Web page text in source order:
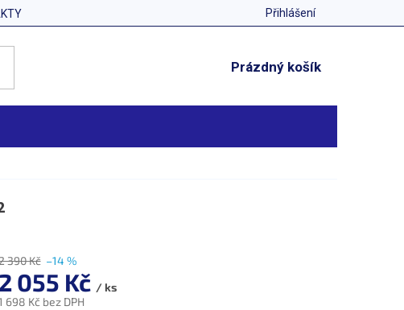
Přihlášení
NÁKUPNÍ
Prázdný košík
390 Kč –14 %
2 055 Kč / ks
698 Kč bez DPH